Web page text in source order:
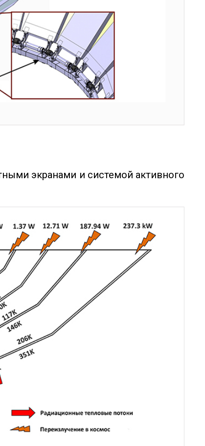
экранами и системой активного